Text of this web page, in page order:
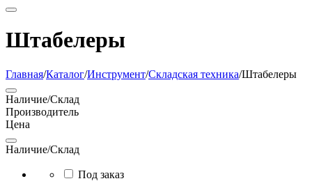
Штабелеры
Главная/Каталог/Инструмент/Складская техника/Штабелеры
Наличие/Склад
Производитель
Цена
Наличие/Склад
Под заказ